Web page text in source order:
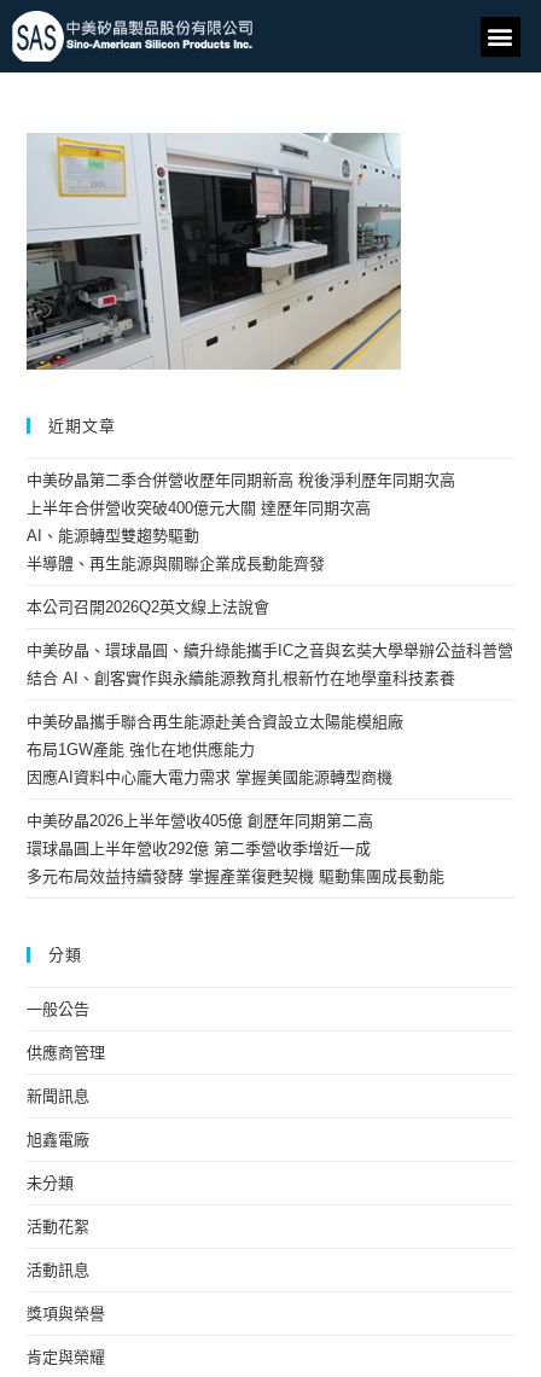
近期文章
中美矽晶第二季合併營收歷年同期新高 稅後淨利歷年同期次高
上半年合併營收突破400億元大關 達歷年同期次高
AI、能源轉型雙趨勢驅動
半導體、再生能源與關聯企業成長動能齊發
本公司召開2026Q2英文線上法說會
中美矽晶、環球晶圓、續升綠能攜手IC之音與玄奘大學舉辦公益科普營
結合 AI、創客實作與永續能源教育扎根新竹在地學童科技素養
中美矽晶攜手聯合再生能源赴美合資設立太陽能模組廠
布局1GW產能 強化在地供應能力
因應AI資料中心龐大電力需求 掌握美國能源轉型商機
中美矽晶2026上半年營收405億 創歷年同期第二高
環球晶圓上半年營收292億 第二季營收季增近一成
多元布局效益持續發酵 掌握產業復甦契機 驅動集團成長動能
分類
一般公告
供應商管理
新聞訊息
旭鑫電廠
未分類
活動花絮
活動訊息
獎項與榮譽
肯定與榮耀